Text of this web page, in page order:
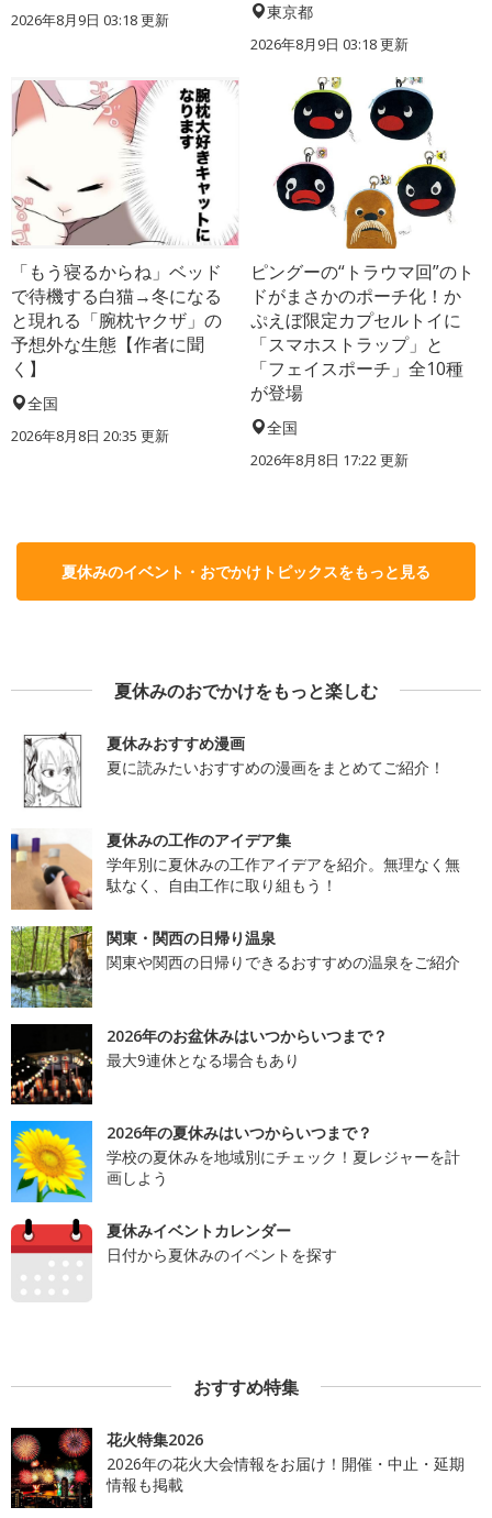
2026年8月9日 03:18更新 東京都
2026年8月9日 03:18更新
「もう寝るからね」ベッド
で待機する白猫→冬になる
と現れる「腕枕ヤクザ」の
予想外な生態【作者に聞
く】
全国
2026年8月8日 20:35 更新
ピングーの“トラウマ回”のト
ドがまさかのポーチ化！か
ぷえぼ限定カプセルトイに
「スマホストラップ」と
「フェイスポーチ」全10種
が登場
全国
2026年8月8日 17:22更新
夏休みのイベント・おでかけトピックスをもっと見る
夏休みのおでかけをもっと楽しむ
夏休みおすすめ漫画
夏に読みたいおすすめの漫画をまとめてご紹介！
夏休みの工作のアイデア集
学年別に夏休みの工作アイデアを紹介。無理なく無
駄なく、自由工作に取り組もう！
関東・関西の日帰り温泉
関東や関西の日帰りできるおすすめの温泉をご紹介
2026年のお盆休みはいつからいつまで？
最大9連休となる場合もあり
2026年の夏休みはいつからいつまで？
学校の夏休みを地域別にチェック！夏レジャーを計
画しよう
夏休みイベントカレンダー
日付から夏休みのイベントを探す
おすすめ特集
花火特集2026
2026年の花火大会情報をお届け！開催・中止・延期
情報も掲載